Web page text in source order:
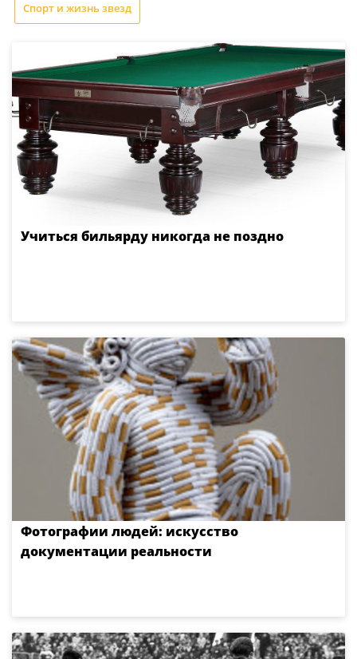
Спорт и жизнь звезд
Учиться бильярду никогда не поздно
Фотографии людей: искусство
документации реальности